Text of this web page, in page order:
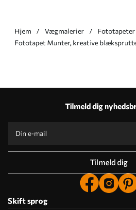
Hjem Vægmalerier
Fototapet Munter, kreative
Tilmeld dig
Tilmeld dig
Skift sprog